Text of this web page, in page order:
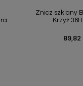
Znicz szklany
Krzyż
Cena
89,82